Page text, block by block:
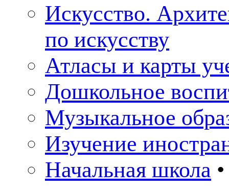
Искусство.
по искусству
Атласы и карты
Дошкольное
Музыкальное
Изучение
Начальная школа •